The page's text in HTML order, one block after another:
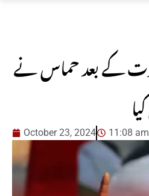
کے بعد حماس نے
October 23, 2024 11:08 am